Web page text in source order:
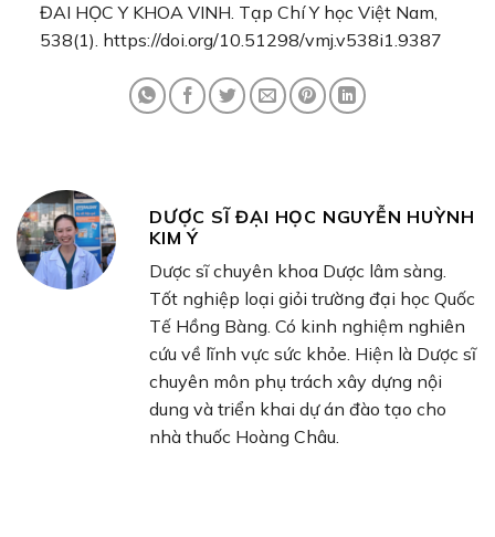
ĐAI HỌC Y KHOA VINH. Tạp Chí Y học Việt Nam,
538(1). https://doi.org/10.51298/vmj.v538i1.9387
DƯỢC SĨ ĐẠI HỌC NGUYỄN HUỲNH
KIM Ý
Dược sĩ chuyên khoa Dược lâm sàng.
Tốt nghiệp loại giỏi trường đại học Quốc
Tế Hồng Bàng. Có kinh nghiệm nghiên
cứu về lĩnh vực sức khỏe. Hiện là Dược sĩ
chuyên môn phụ trách xây dựng nội
dung và triển khai dự án đào tạo cho
nhà thuốc Hoàng Châu.